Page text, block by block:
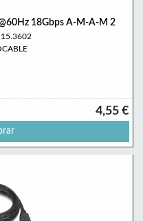
18Gbps A-M-A-M 2
4,55 €